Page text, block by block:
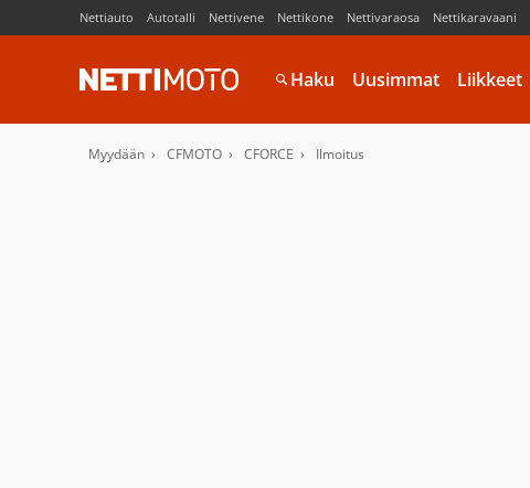
Nettiauto Autotalli Nettivene Nettikone Nettivaraosa Nettikaravaani
Haku Uusimmat Liikkeet
Myydään CFMOTO CFORCE Ilmoitus